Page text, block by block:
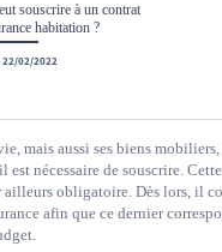
souscrire à un contrat
habitation ?
22/02/2022
mais aussi ses biens mobiliers,
est nécessaire de souscrire.
ailleurs obligatoire. Dès lors, il
afin que ce dernier